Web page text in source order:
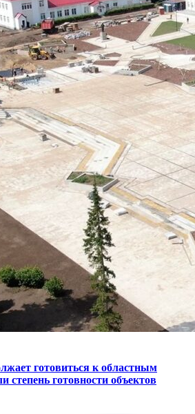
готовиться к областным
готовности объектов